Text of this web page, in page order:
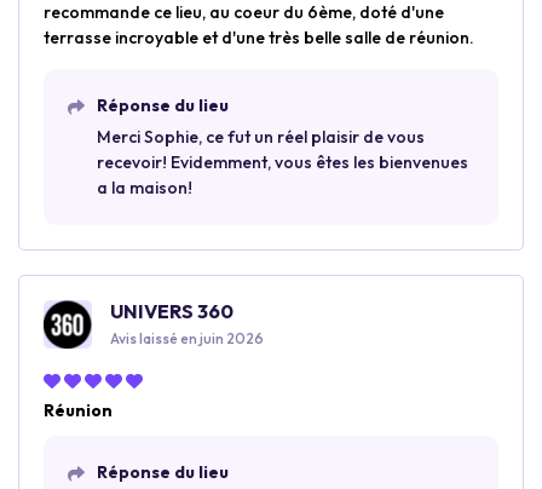
recommande ce lieu, au coeur du 6ème, doté d'une
terrasse incroyable et d'une très belle salle de réunion.
Réponse du lieu
Merci Sophie, ce fut un réel plaisir de vous
recevoir! Evidemment, vous êtes les bienvenues
a la maison!
UNIVERS 360
Avis laissé en juin 2026
Réunion
Réponse du lieu